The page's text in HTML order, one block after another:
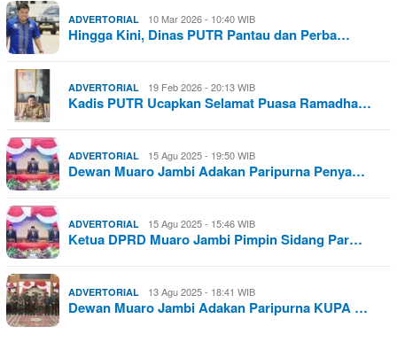
ADVERTORIAL 10 Mar 2026 - 10:40 WIB
Hingga Kini, Dinas PUTR Pantau dan Perba…
ADVERTORIAL 19 Feb 2026 - 20:13 WIB
Kadis PUTR Ucapkan Selamat Puasa Ramadha…
ADVERTORIAL 15 Agu 2025 - 19:50 WIB
Dewan Muaro Jambi Adakan Paripurna Penya…
ADVERTORIAL 15 Agu 2025 - 15:46 WIB
Ketua DPRD Muaro Jambi Pimpin Sidang Par…
ADVERTORIAL 13 Agu 2025 - 18:41 WIB
Dewan Muaro Jambi Adakan Paripurna KUPA …